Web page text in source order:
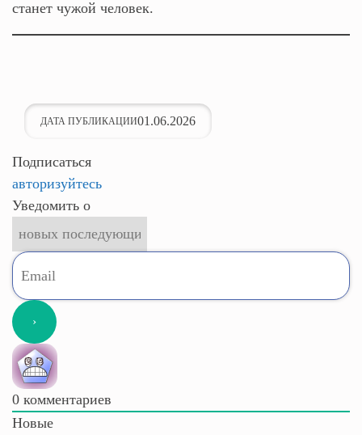
станет чужой человек.
ДАТА ПУБЛИКАЦИИ01.06.2026
Подписаться
авторизуйтесь
Уведомить о
0 комментариев
Новые